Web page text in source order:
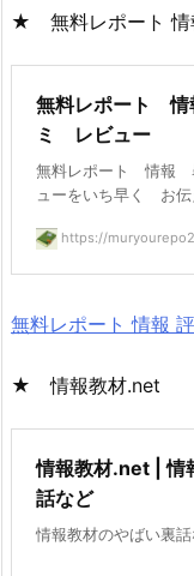
★ 無料レポート 情
無料レポート
ミ レビュー
無料レポート 情報
ューをいち早く お伝
https://
無料レポート 情報
★ 情報教材.net
情報教材.net | 情
話など
情報教材のやばい裏